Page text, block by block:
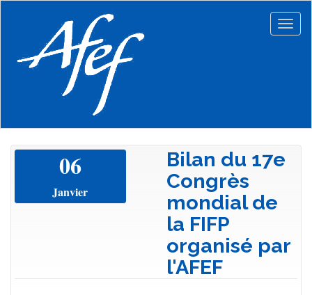
principal
06
Janvier
Bilan du 17e
Congrès
mondial de
la FIFP
organisé par
l'AFEF